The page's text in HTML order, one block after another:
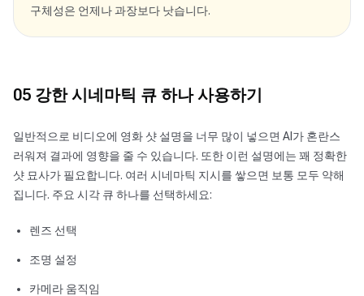
구체성은 언제나 과장보다 낫습니다.
05 강한 시네마틱 큐 하나 사용하기
일반적으로 비디오에 영화 샷 설명을 너무 많이 넣으면 AI가 혼란스
러워져 결과에 영향을 줄 수 있습니다. 또한 이런 설명에는 꽤 정확한
샷 묘사가 필요합니다. 여러 시네마틱 지시를 쌓으면 보통 모두 약해
집니다. 주요 시각 큐 하나를 선택하세요:
렌즈 선택
조명 설정
카메라 움직임